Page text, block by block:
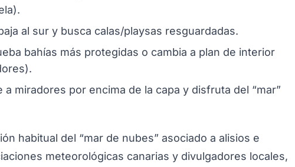
al sur y busca calas/playsas resguardadas.
bahías más protegidas o cambia a plan de interior
a miradores por encima de la capa y disfruta del “mar”
habitual del “mar de nubes” asociado a alisios e
meteorológicas canarias y divulgadores locales,